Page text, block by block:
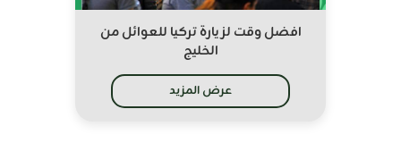
افضل وقت لزيارة تركيا للعوائل من
الخليج
عرض المزيد